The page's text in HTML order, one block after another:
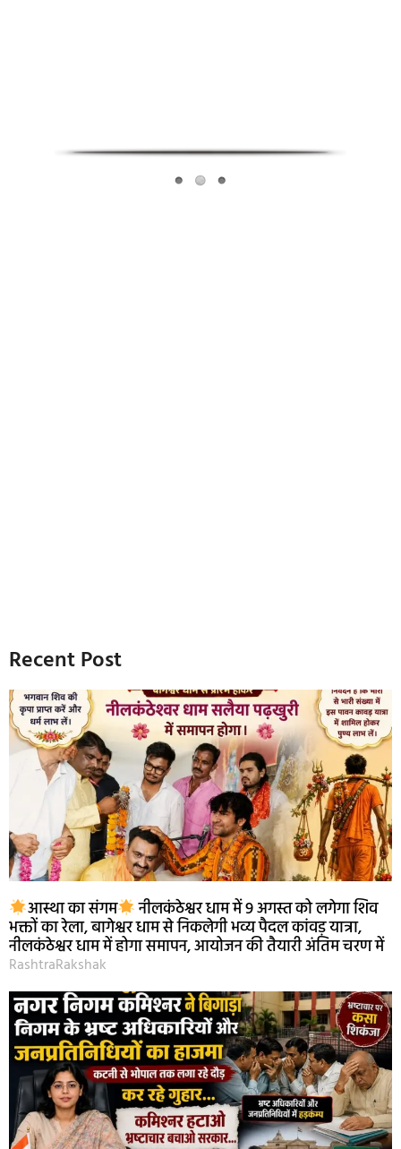
Recent Post
आस्था का संगम नीलकंठेश्वर धाम में 9 अगस्त को लगेगा शिव
भक्तों का रेला, बागेश्वर धाम से निकलेगी भव्य पैदल कांवड़ यात्रा,
नीलकंठेश्वर धाम में होगा समापन, आयोजन की तैयारी अंतिम चरण में
RashtraRakshak